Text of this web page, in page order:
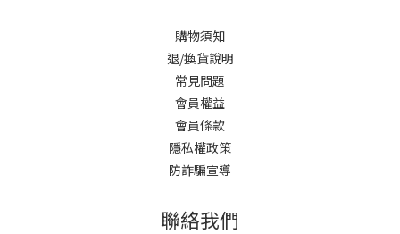
購物須知
退/換貨說明
常見問題
會員權益
會員條款
隱私權政策
防詐騙宣導
聯絡我們